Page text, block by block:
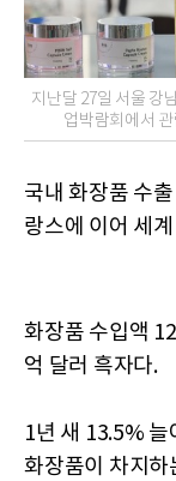
지난달 27일 서울 강
업박람회에서
국내 화장품 수
랑스에 이어 세
화장품 수입액
억 달러 흑자다.
1년 새 13.5% 늘
화장품이 차지